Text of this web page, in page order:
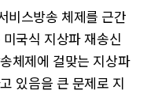
비스방송 체제를 근간
국식 지상파 재송신
체제에 걸맞는 지상파
있음을 큰 문제로 지